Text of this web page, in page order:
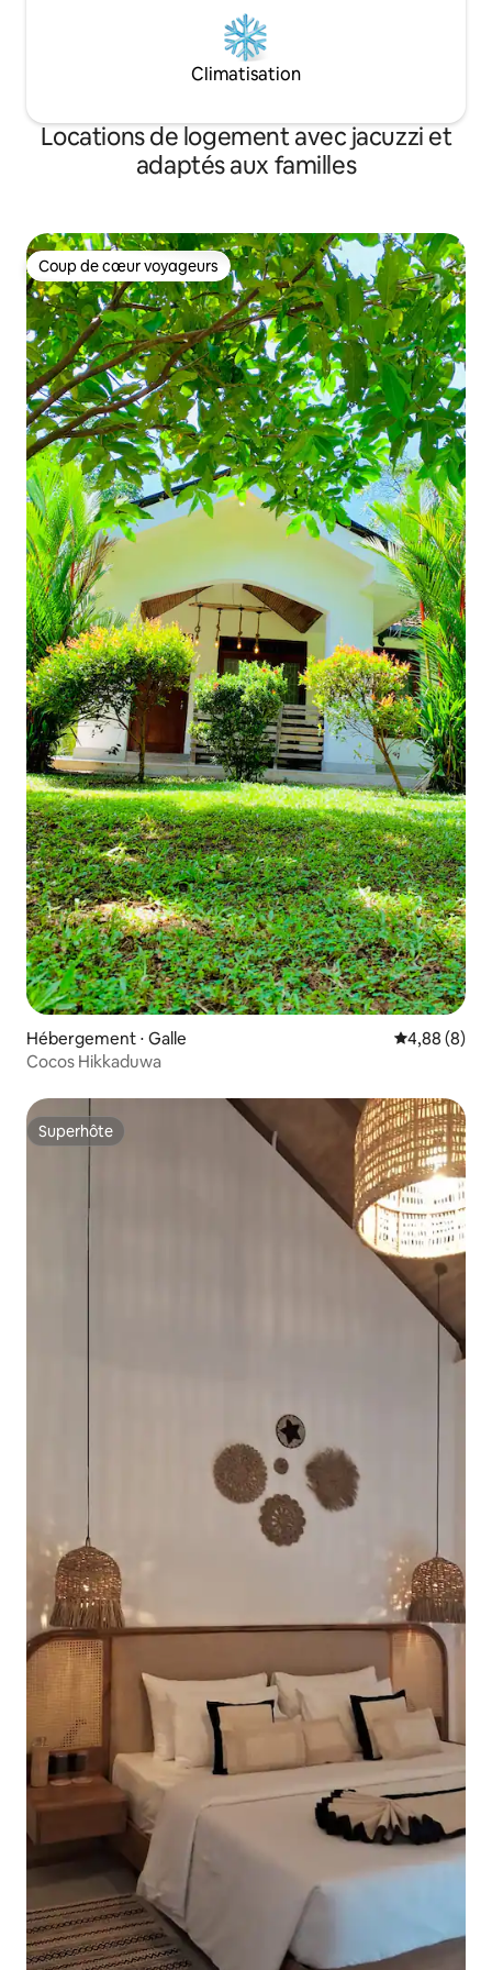
Climatisation
Locations de logement avec jacuzzi et
adaptés aux familles
Coup de cœur voyageurs
Coup de cœur voyageurs
Hébergement ⋅ Galle Évaluation
4,88 (8)
Cocos Hikkaduwa
Superhôte
Superhôte